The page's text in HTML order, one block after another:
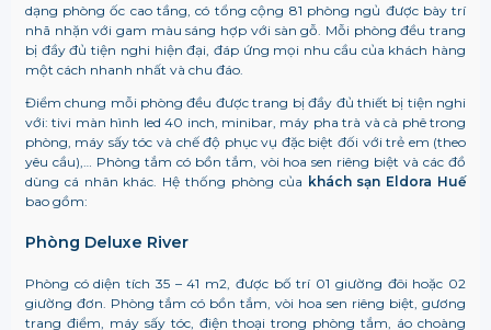
dạng phòng ốc cao tầng, có tổng cộng 81 phòng ngủ được bày trí
nhã nhặn với gam màu sáng hợp với sàn gỗ. Mỗi phòng đều trang
bị đầy đủ tiện nghi hiện đại, đáp ứng mọi nhu cầu của khách hàng
một cách nhanh nhất và chu đáo.
Điểm chung mỗi phòng đều được trang bị đầy đủ thiết bị tiện nghi
với: tivi màn hình led 40 inch, minibar, máy pha trà và cà phê trong
phòng, máy sấy tóc và chế độ phục vụ đặc biệt đối với trẻ em (theo
yêu cầu),… Phòng tắm có bồn tắm, vòi hoa sen riêng biệt và các đồ
dùng cá nhân khác. Hệ thống phòng của k hách sạn Eldora Huế
bao gồm:
Phòng Deluxe River
Phòng có diện tích 35 – 41 m2, được bố trí 01 giường đôi hoặc 02
giường đơn. Phòng tắm có bồn tắm, vòi hoa sen riêng biệt, gương
trang điểm, máy sấy tóc, điện thoại trong phòng tắm, áo choàng